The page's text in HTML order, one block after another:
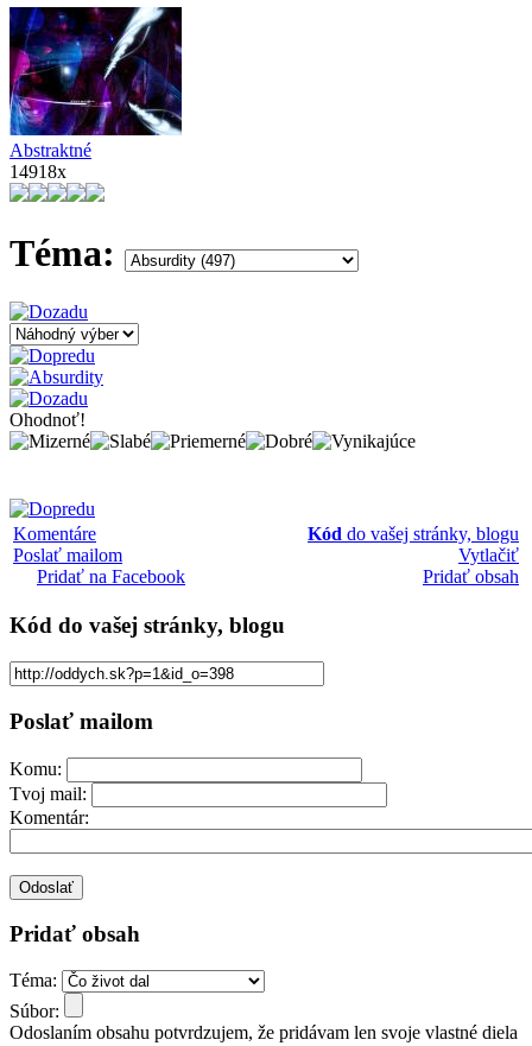
Abstraktné
14918x
Téma:
Ohodnoť!
Komentáre
Poslať mailom
Pridať na Facebook
Kód do vašej stránky, blogu
Vytlačiť
Pridať obsah
Kód do vašej stránky, blogu
Poslať mailom
Komu:
Tvoj mail:
Komentár:
Pridať obsah
Téma:
Súbor:
Odoslaním obsahu potvrdzujem, že pridávam len svoje vlastné diela